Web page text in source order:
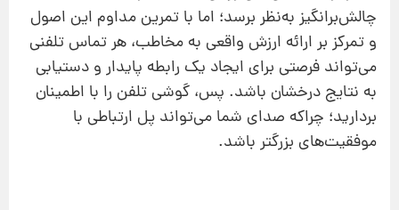
چالش‌برانگیز به‌نظر برسد؛ اما با تمرین مداوم این اصول
و تمرکز بر ارائه ارزش واقعی به مخاطب، هر تماس تلفنی
می‌تواند فرصتی برای ایجاد یک رابطه پایدار و دستیابی
به نتایج درخشان باشد. پس، گوشی تلفن را با اطمینان
بردارید؛ چراکه صدای شما می‌تواند پل ارتباطی با
موفقیت‌های بزرگتر باشد.